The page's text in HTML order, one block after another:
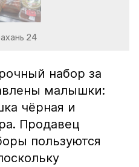
24
набор за
малышки:
чёрная и
Продавец
пользуются